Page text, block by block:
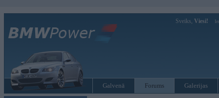
Sveiks, Viesi!
Galvenā Forums Galerijas